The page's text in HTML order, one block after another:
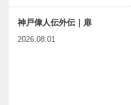
神戸偉人伝外伝｜扉
2026.08.01